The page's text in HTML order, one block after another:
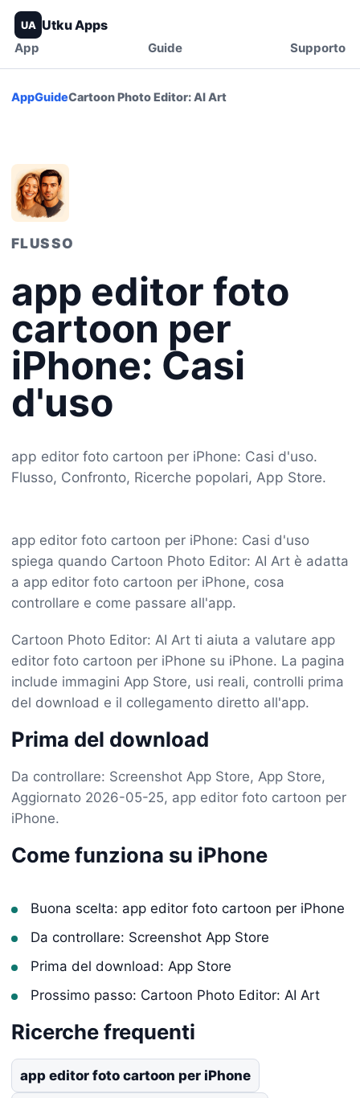
UA Utku Apps
App Guide Supporto
AppGuideCartoon Photo Editor: AI Art
FLUSSO
app editor foto
cartoon per
iPhone: Casi
d'uso
app editor foto cartoon per iPhone: Casi d'uso.
Flusso, Confronto, Ricerche popolari, App Store.
app editor foto cartoon per iPhone: Casi d'uso
spiega quando Cartoon Photo Editor: AI Art è adatta
a app editor foto cartoon per iPhone, cosa
controllare e come passare all'app.
Cartoon Photo Editor: AI Art ti aiuta a valutare app
editor foto cartoon per iPhone su iPhone. La pagina
include immagini App Store, usi reali, controlli prima
del download e il collegamento diretto all'app.
Prima del download
Da controllare: Screenshot App Store, App Store,
Aggiornato 2026-05-25, app editor foto cartoon per
iPhone.
Come funziona su iPhone
Buona scelta: app editor foto cartoon per iPhone
Da controllare: Screenshot App Store
Prima del download: App Store
Prossimo passo: Cartoon Photo Editor: AI Art
Ricerche frequenti
app editor foto cartoon per iPhone